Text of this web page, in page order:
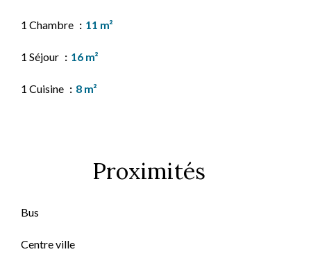
1 Chambre 11 m²
1 Séjour 16 m²
1 Cuisine 8 m²
Proximités
Bus
Centre ville